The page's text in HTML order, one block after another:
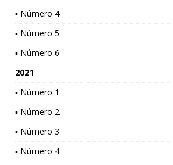
▪ Número 4
▪ Número 5
▪ Número 6
2021
▪ Número 1
▪ Número 2
▪ Número 3
▪ Número 4